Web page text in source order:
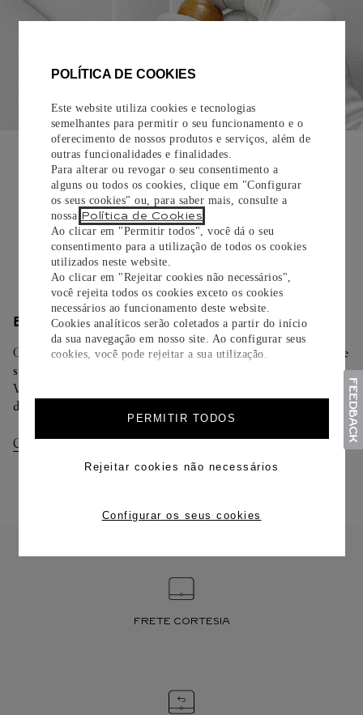
POLÍTICA DE COOKIES
Este website utiliza cookies e tecnologias
semelhantes para permitir o seu funcionamento e o
oferecimento de nossos produtos e serviços, além de
outras funcionalidades e finalidades.
Para alterar ou revogar o seu consentimento a
alguns ou todos os cookies, clique em "Configurar
os seus cookies" ou, para saber mais, consulte a
nossa Política de Cookies
Ao clicar em "Permitir todos", você dá o seu
consentimento para a utilização de todos os cookies
utilizados neste website.
Ao clicar em "Rejeitar cookies não necessários",
você rejeita todos os cookies exceto os cookies
necessários ao funcionamento deste website.
Cookies analíticos serão coletados a partir do início
da sua navegação em nosso site. Ao configurar seus
cookies, você pode rejeitar a sua utilização.
PERMITIR TODOS
Rejeitar cookies não necessários
Configurar os seus cookies
EMBALAGEM PARA PRESENTE
Todos os pedidos de nossa e-Boutique Cartier são
cuidadosamente embrulhados para presente e oferecem a
opção de adicionar um cartão personalizado.
Saiba mais
ENTREGA/DEVOLUÇÃO
Oferecemos diferentes opções de entrega. Selecione o envio de
sua preferência na finalização de seu pedido.
Você pode trocar ou devolver sua criação Cartier em até 30
dias.
Consultar Entregas Consultar Devoluções
FRETE CORTESIA